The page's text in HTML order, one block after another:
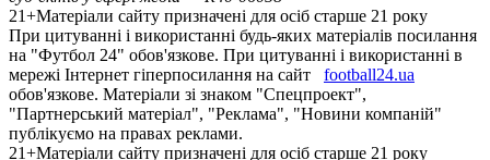
21+Матеріали сайту призначені для осіб старше 21 року
При цитуванні і використанні будь-яких матеріалів посилання
на "Футбол 24" обов'язкове. При цитуванні і використанні в
мережі Інтернет гіперпосилання на сайт
football24.ua
обов'язкове. Матеріали зі знаком "Спецпроект",
"Партнерський матеріал", "Реклама", "Новини компаній"
публікуємо на правах реклами.
21+Матеріали сайту призначені для осіб старше 21 року